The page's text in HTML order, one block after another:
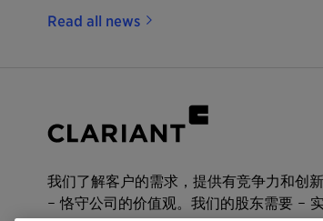
Read all news
我们了解客户的需求，提供有竞争力和创
– 恪守公司的价值观。我们的股东需要 –